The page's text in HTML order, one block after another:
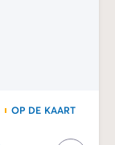
OP DE KAART